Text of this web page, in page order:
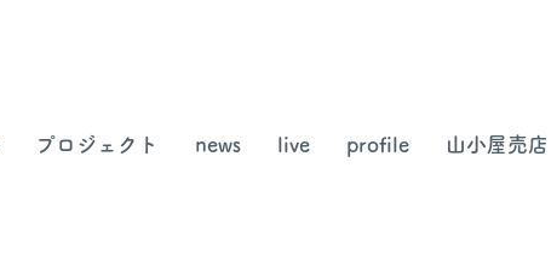
プロジェクト news live profile 山小屋売店